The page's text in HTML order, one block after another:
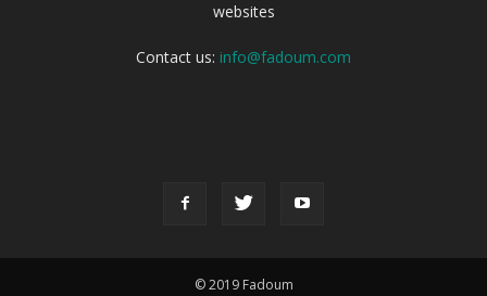
websites
Contact us: info@fadoum.com
© 2019 Fadoum